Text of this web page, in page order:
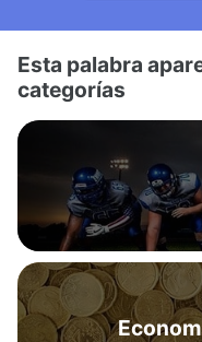
Esta palabra
categorías